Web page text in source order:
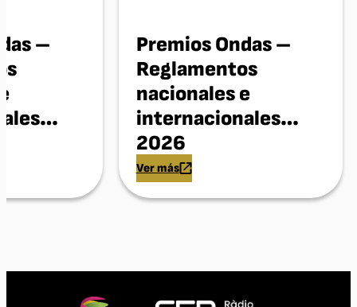
–
Premios Ondas –
Reglamentos
nacionales e
internacionales
2026
Ver más